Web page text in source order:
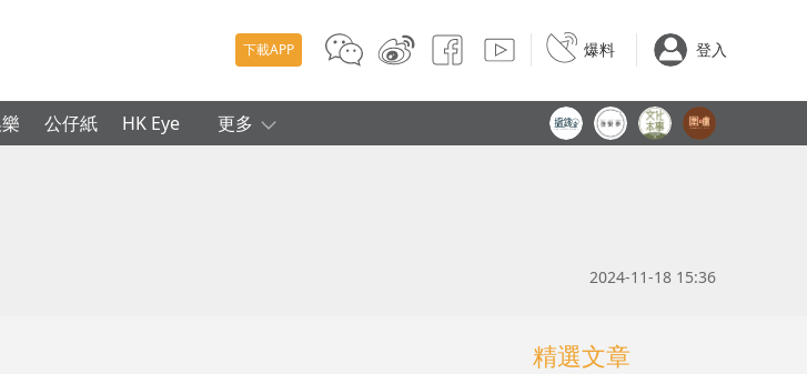
下載APP 爆料 登入
公仔紙 HK Eye 更多
2024-11-18 15:36
精選文章